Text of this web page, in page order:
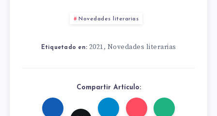
Novedades literarias
Etiquetado en: 2021, Novedades literarias
Compartir Artículo: